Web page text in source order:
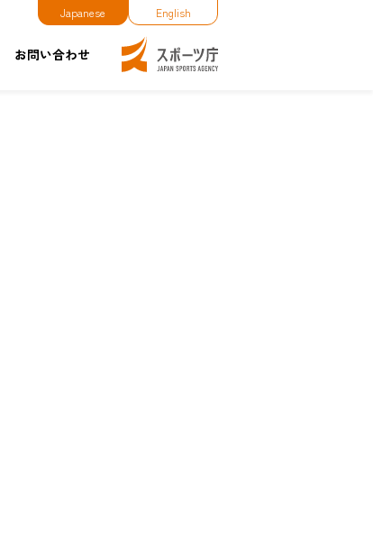
お問い合わせ
Japanese English